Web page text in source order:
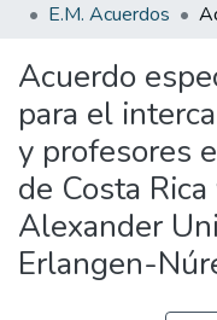
Estadísticas
E.M. Acuerdos
Acuerdo
para el
y profesores
de Costa
Alexander
Erlangen-